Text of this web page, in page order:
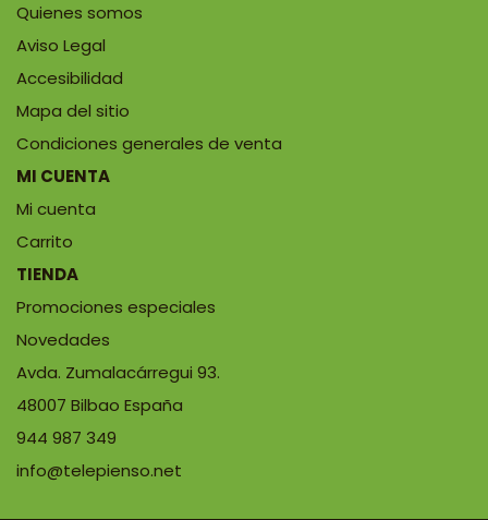
Quienes somos
Aviso Legal
Accesibilidad
Mapa del sitio
Condiciones generales de venta
MI CUENTA
Mi cuenta
Carrito
TIENDA
Promociones especiales
Novedades
Avda. Zumalacárregui 93.
48007 Bilbao España
944 987 349
info@telepienso.net